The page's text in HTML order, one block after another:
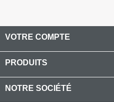
VOTRE COMPTE
PRODUITS
NOTRE SOCIÉTÉ